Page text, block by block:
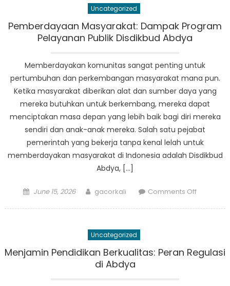
Data
Kebijakan
di
Abdyad
Uncategorized
Pemberdayaan Masyarakat: Dampak Program
Pelayanan Publik Disdikbud Abdya
Memberdayakan komunitas sangat penting untuk
pertumbuhan dan perkembangan masyarakat mana pun.
Ketika masyarakat diberikan alat dan sumber daya yang
mereka butuhkan untuk berkembang, mereka dapat
menciptakan masa depan yang lebih baik bagi diri mereka
sendiri dan anak-anak mereka. Salah satu pejabat
pemerintah yang bekerja tanpa kenal lelah untuk
memberdayakan masyarakat di Indonesia adalah Disdikbud
Abdya, […]
Posted
June 15, 2026 Author
gacorkali Comments Offon
Publik
Uncategorized
Menjamin Pendidikan Berkualitas: Peran Regulasi
di Abdya